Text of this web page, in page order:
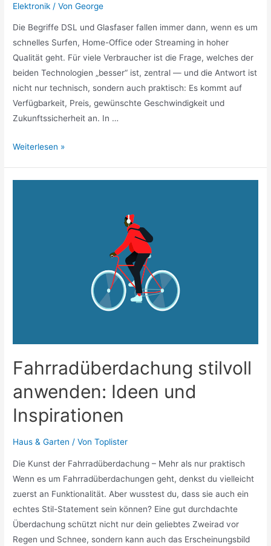
Elektronik / VonGeorge
Die Begriffe DSL und Glasfaser fallen immer dann, wenn es um
schnelles Surfen, Home-Office oder Streaming in hoher
Qualität geht. Für viele Verbraucher ist die Frage, welches der
beiden Technologien „besser“ ist, zentral — und die Antwort ist
nicht nur technisch, sondern auch praktisch: Es kommt auf
Verfügbarkeit, Preis, gewünschte Geschwindigkeit und
Zukunftssicherheit an. In …
Was
Weiterlesen »
Fahrradüberdachung stilvoll
anwenden: Ideen und
Inspirationen
Haus & Garten / VonToplister
Die Kunst der Fahrradüberdachung – Mehr als nur praktisch
Wenn es um Fahrradüberdachungen geht, denkst du vielleicht
zuerst an Funktionalität. Aber wusstest du, dass sie auch ein
echtes Stil-Statement sein können? Eine gut durchdachte
Überdachung schützt nicht nur dein geliebtes Zweirad vor
Regen und Schnee, sondern kann auch das Erscheinungsbild